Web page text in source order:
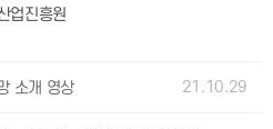
업진흥원
소개 영상 21.10.29